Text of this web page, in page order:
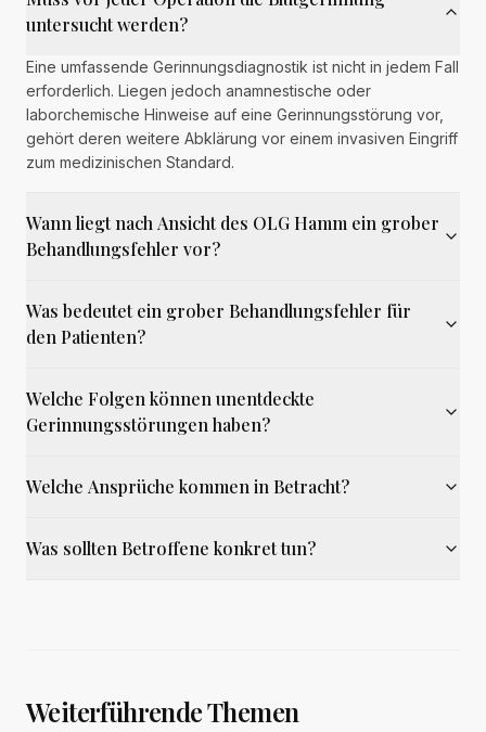
untersucht werden?
Eine umfassende Gerinnungsdiagnostik ist nicht in jedem Fall
erforderlich. Liegen jedoch anamnestische oder
laborchemische Hinweise auf eine Gerinnungsstörung vor,
gehört deren weitere Abklärung vor einem invasiven Eingriff
zum medizinischen Standard.
Wann liegt nach Ansicht des OLG Hamm ein grober
Behandlungsfehler vor?
Was bedeutet ein grober Behandlungsfehler für
den Patienten?
Welche Folgen können unentdeckte
Gerinnungsstörungen haben?
Welche Ansprüche kommen in Betracht?
Was sollten Betroffene konkret tun?
Weiterführende Themen